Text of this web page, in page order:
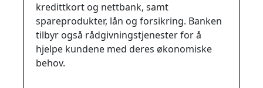
kredittkort og nettbank, samt
spareprodukter, lån og forsikring. Banken
tilbyr også rådgivningstjenester for å
hjelpe kundene med deres økonomiske
behov.